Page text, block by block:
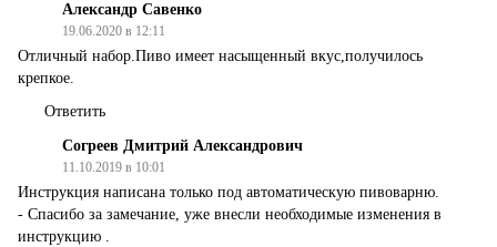
Александр Савенко
19.06.2020 в 12:11
Отличный набор.Пиво имеет насыщенный вкус,получилось
крепкое.
Ответить
Согреев Дмитрий Александрович
11.10.2019 в 10:01
Инструкция написана только под автоматическую пивоварню.
- Спасибо за замечание, уже внесли необходимые изменения в
инструкцию .